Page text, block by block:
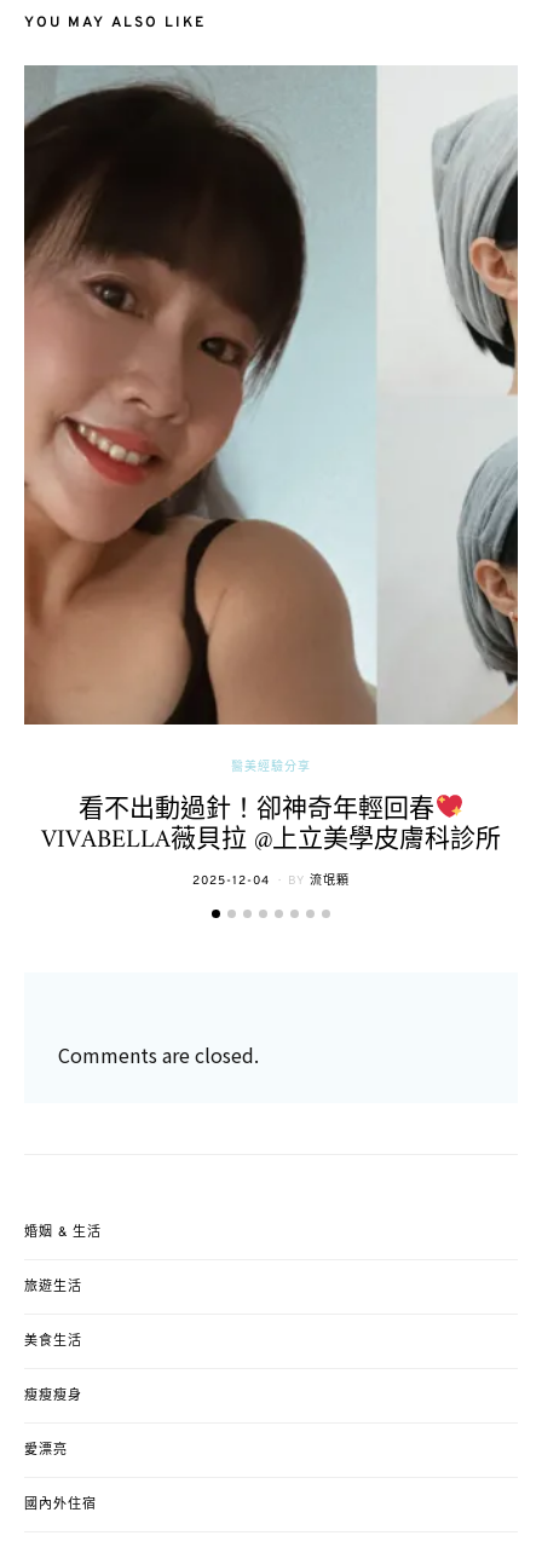
YOU MAY ALSO LIKE
醫美經驗分享
看不出動過針！卻神奇年輕回春
VIVABELLA薇貝拉 @上立美學皮膚科診所
POSTED
2025-12-04 BY 流氓顆
Comments are closed.
婚姻 & 生活
旅遊生活
美食生活
瘦瘦瘦身
愛漂亮
國內外住宿